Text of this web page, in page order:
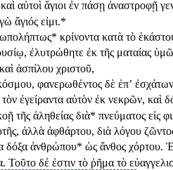
αὐτοὶ ἅγιοι ἐν πάσῃ ἀναστροφῇ
ἅγιός εἰμι.*
* κρίνοντα κατὰ τὸ
ἐλυτρώθητε ἐκ τῆς ματαίας
ἀσπίλου χριστοῦ,
φανερωθέντος δὲ ἐπʼ ἐσχάτων
τὸν ἐγείραντα αὐτὸν ἐκ νεκρῶν, καὶ
τῆς ἀληθείας διὰ* πνεύματος εἰς
ἀλλὰ ἀφθάρτου, διὰ λόγου
δόξα ἀνθρώπου* ὡς ἄνθος χόρτου.
Τοῦτο δέ ἐστιν τὸ ῥῆμα τὸ